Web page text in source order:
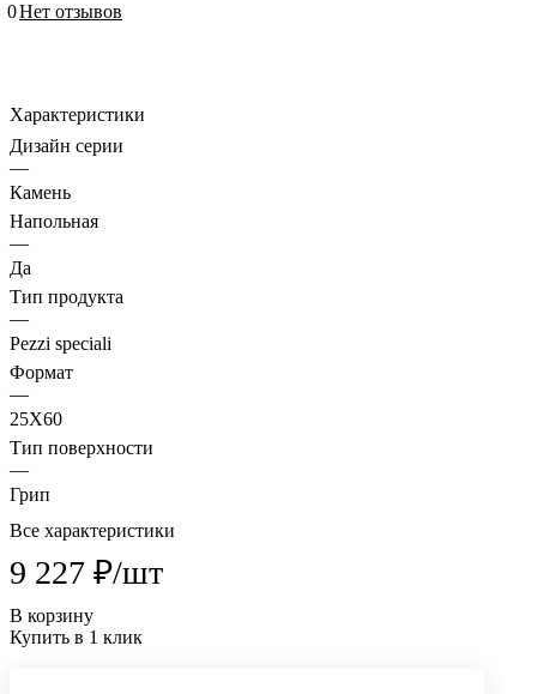
0Нет отзывов
Характеристики
Дизайн серии
—
Камень
Напольная
—
Да
Тип продукта
—
Pezzi speciali
Формат
—
25X60
Тип поверхности
—
Грип
Все характеристики
9 227 ₽/шт
В корзину
Купить в 1 клик